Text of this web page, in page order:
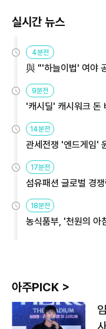
실시간 뉴스
4분전
與 "'하늘이법' 여야
9분전
'캐시딜' 캐시워크 돈
14분전
관세전쟁 '엔드게임'
17분전
섬유패션 글로벌 경
18분전
농식품부, '천원의
아주PICK >